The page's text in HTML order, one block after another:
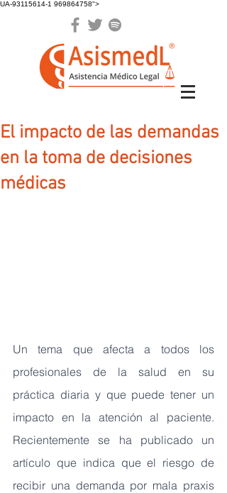
UA-93115614-1 969864758">
El impacto de las demandas
en la toma de decisiones
médicas
Un tema que afecta a todos los
profesionales de la salud en su
práctica diaria y que puede tener un
impacto en la atención al paciente.
Recientemente se ha publicado un
artículo que indica que el riesgo de
recibir una demanda por mala praxis